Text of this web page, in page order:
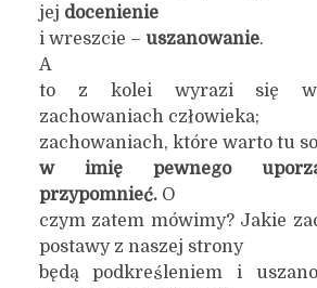
jej docenienie
i wreszcie – uszanowanie.
A
to z kolei wyrazi się w
zachowaniach człowieka;
zachowaniach, które warto tu
w imię pewnego
przypomnieć. O
czym zatem mówimy? Jakie
postawy z naszej strony
będą podkreśleniem i